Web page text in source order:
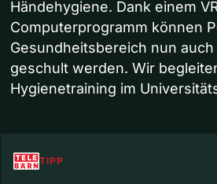
Händehygiene. Dank einem
Computerprogramm können
Gesundheitsbereich nun
geschult werden. Wir
Hygienetraining im
TIPP